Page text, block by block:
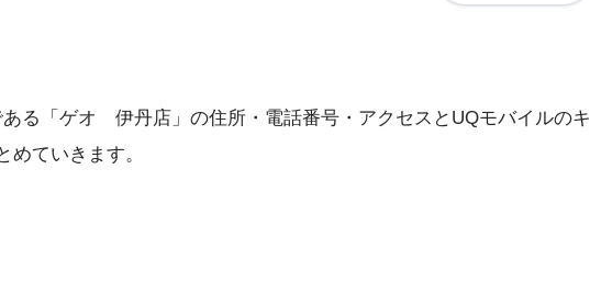
る「ゲオ 伊丹店」の住所・電話番号・アクセスとUQモバイルのキ
めていきます。